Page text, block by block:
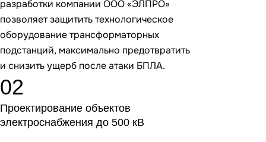
разработки компании ООО «ЭЛПРО»
позволяет защитить технологическое
оборудование трансформаторных
подстанций, максимально предотвратить
и снизить ущерб после атаки БПЛА.
Проектирование объектов
электроснабжения до 500 кВ